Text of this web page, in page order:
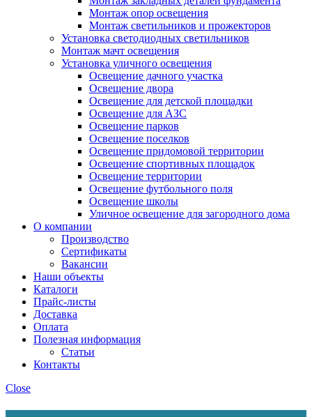
Монтаж опор освещения
Монтаж светильников и прожекторов
Установка светодиодных светильников
Монтаж мачт освещения
Установка уличного освещения
Освещение дачного участка
Освещение двора
Освещение для детской площадки
Освещение для АЗС
Освещение парков
Освещение поселков
Освещение придомовой территории
Освещение спортивных площадок
Освещение территории
Освещение футбольного поля
Освещение школы
Уличное освещение для загородного дома
О компании
Производство
Сертификаты
Вакансии
Наши объекты
Каталоги
Прайс-листы
Доставка
Оплата
Полезная информация
Статьи
Контакты
Close